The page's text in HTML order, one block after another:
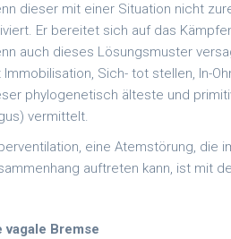
dieser mit einer Situation nicht
Er bereitet sich auf das
auch dieses Lösungsmuster
Immobilisation, Sich- tot stellen, In-
phylogenetisch älteste und
vermittelt.
eine Atemstörung, die
auftreten kann, ist mit
vagale Bremse